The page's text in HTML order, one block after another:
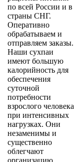
по всей России и в
страны СНГ.
Оперативно
обрабатываем и
отправляем заказы.
Наши сухпаи
имеют большую
калорийность для
обеспечения
суточной
потребности
взрослого человека
при интенсивных
нагрузках. Они
незаменимы и
существенно
облегчают
организацию